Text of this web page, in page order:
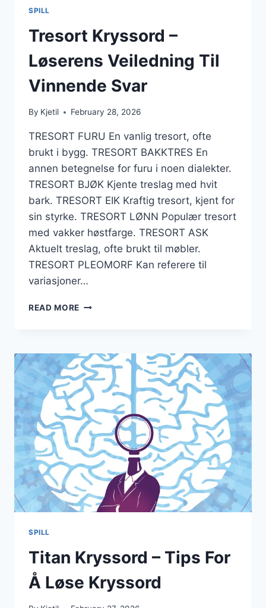
SPILL
Tresort Kryssord –
Løserens Veiledning Til
Vinnende Svar
By Kjetil February 28, 2026
TRESORT FURU En vanlig tresort, ofte
brukt i bygg. TRESORT BAKKTRES En
annen betegnelse for furu i noen dialekter.
TRESORT BJØK Kjente treslag med hvit
bark. TRESORT EIK Kraftig tresort, kjent for
sin styrke. TRESORT LØNN Populær tresort
med vakker høstfarge. TRESORT ASK
Aktuelt treslag, ofte brukt til møbler.
TRESORT PLEOMORF Kan referere til
variasjoner…
READ MORE TRESORT
VEILEDNING
TIL
VINNENDE
SVAR
SPILL
Titan Kryssord – Tips For
Å Løse Kryssord